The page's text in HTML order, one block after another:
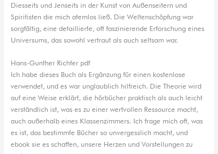
Diesseits und Jenseits in der Kunst von Außenseitern und
Spiritisten die mich atemlos ließ. Die Weltenschöpfung war
sorgfältig, eine detaillierte, oft faszinierende Erforschung eines
Universums, das sowohl vertraut als auch seltsam war.
Hans-Gunther Richter pdf
Ich habe dieses Buch als Ergänzung für einen kostenlose
verwendet, und es war unglaublich hilfreich. Die Theorie wird
auf eine Weise erklärt, die hörbücher praktisch als auch leicht
verständlich ist, was es zu einer wertvollen Ressource macht,
auch außerhalb eines Klassenzimmers. Ich frage mich oft, was
es ist, das bestimmte Bücher so unvergesslich macht, und
ebook sie es schaffen, unsere Herzen und Vorstellungen zu